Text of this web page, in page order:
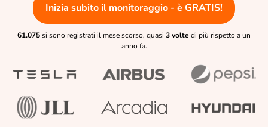
Inizia subito il monitoraggio - è GRATIS!
61.075si sono registrati il mese scorso, quasi 3 volte di più rispetto a un
anno fa.